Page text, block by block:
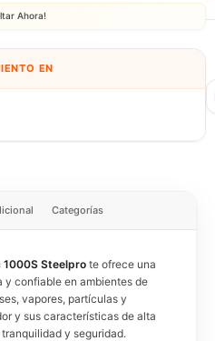
Ahora!
EN
Categorías
1000S Steelpro te ofrece una
y confiable en ambientes de
vapores, partículas y
y sus características de alta
y seguridad.